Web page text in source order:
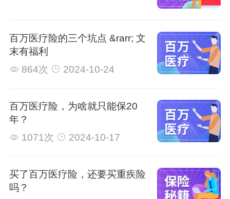
百万医疗险的三个坑点 &rarr; 文
末有福利
864次
2024-10-24
百万医疗险，为啥就只能保20
年？
1071次
2024-10-17
买了百万医疗险，还要买重疾险
吗？